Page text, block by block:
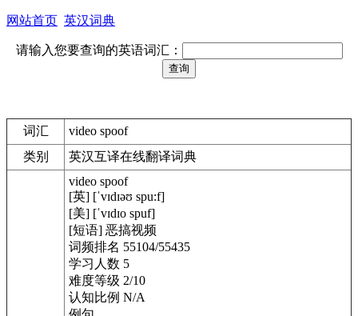
网站首页 英汉词典
请输入您要查询的英语词汇：
词汇
video spoof
类别
英汉互译在线翻译词典
video spoof
[英] [ˈvɪdɪəʊ spu:f]
[美] [ˈvɪdɪo spuf]
[短语] 恶搞视频
词频排名 55104/55435
学习人数 5
难度等级 2/10
认知比例 N/A